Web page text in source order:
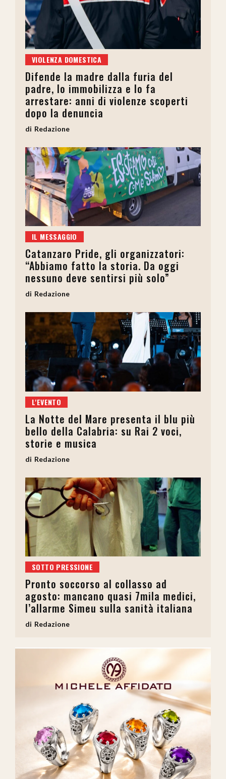
VIOLENZA DOMESTICA
Difende la madre dalla furia del
padre, lo immobilizza e lo fa
arrestare: anni di violenze scoperti
dopo la denuncia
Redazione
IL MESSAGGIO
Catanzaro Pride, gli organizzatori:
“Abbiamo fatto la storia. Da oggi
nessuno deve sentirsi più solo”
Redazione
L'EVENTO
La Notte del Mare presenta il blu più
bello della Calabria: su Rai 2 voci,
storie e musica
Redazione
SOTTO PRESSIONE
Pronto soccorso al collasso ad
agosto: mancano quasi 7mila medici,
l’allarme Simeu sulla sanità italiana
Redazione